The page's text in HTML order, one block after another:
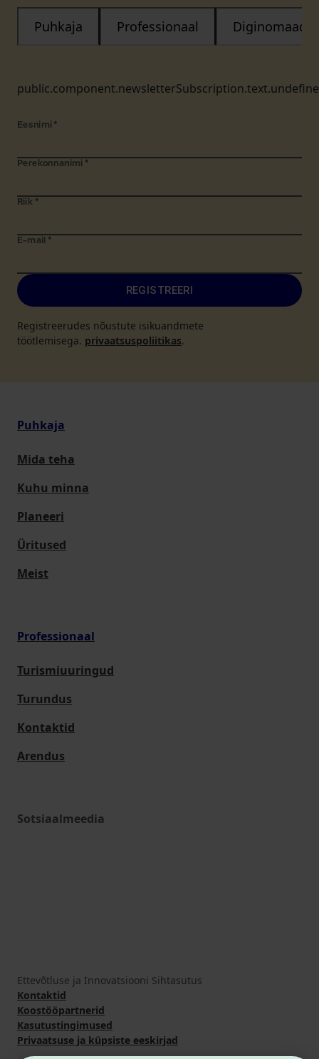
Puhkaja Professionaal Diginomaad
Eesnimi *
Perekonnanimi *
Riik *
E-mail *
REGISTREERI
Registreerudes nõustute isikuandmete
töötlemisega. privaatsuspoliitikas.
Puhkaja
Mida teha
Kuhu minna
Planeeri
Üritused
Meist
Professionaal
Turismiuuringud
Turundus
Kontaktid
Arendus
Sotsiaalmeedia
Ettevõtluse ja Innovatsiooni Sihtasutus
Kontaktid
Koostööpartnerid
Kasutustingimused
Privaatsuse ja küpsiste eeskirjad